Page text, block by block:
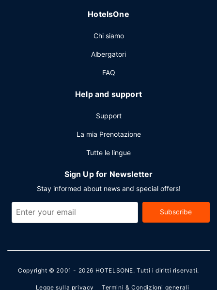
HotelsOne
Chi siamo
Albergatori
FAQ
Help and support
Support
La mia Prenotazione
Tutte le lingue
Sign Up for Newsletter
Stay informed about news and special offers!
Subscribe
Copyright © 2001 - 2026 HOTELSONE. Tutti i diritti riservati.
Legge sulla privacy Termini & Condizioni generali